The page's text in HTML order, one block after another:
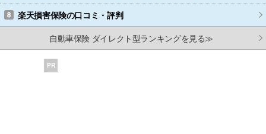
楽天損害保険の口コミ・評判
自動車保険 ダイレクト型ランキングを見る≫
PR